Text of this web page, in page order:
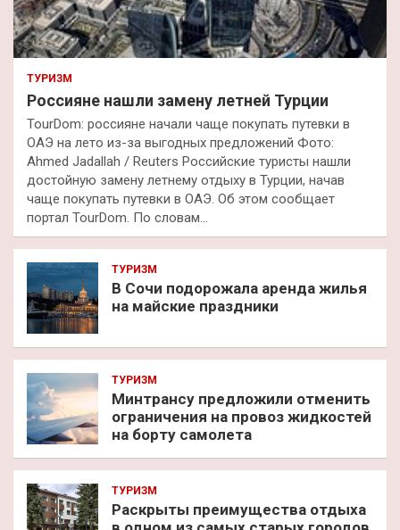
ТУРИЗМ
Россияне нашли замену летней Турции
TourDom: россияне начали чаще покупать путевки в
ОАЭ на лето из-за выгодных предложений Фото:
Ahmed Jadallah / Reuters Российские туристы нашли
достойную замену летнему отдыху в Турции, начав
чаще покупать путевки в ОАЭ. Об этом сообщает
портал TourDom. По словам…
ТУРИЗМ
В Сочи подорожала аренда жилья
на майские праздники
ТУРИЗМ
Минтрансу предложили отменить
ограничения на провоз жидкостей
на борту самолета
ТУРИЗМ
Раскрыты преимущества отдыха